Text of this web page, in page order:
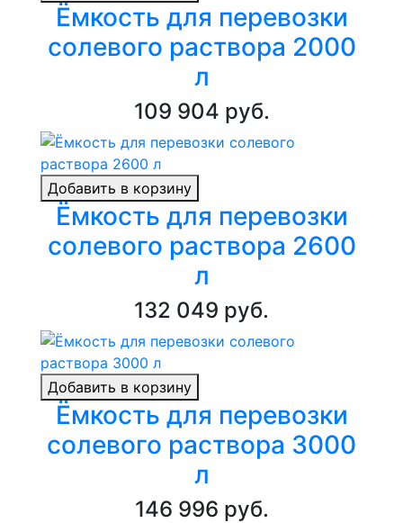
Ёмкость для перевозки
солевого раствора 2000
л
109 904 руб.
Добавить в корзину
Ёмкость для перевозки
солевого раствора 2600
л
132 049 руб.
Добавить в корзину
Ёмкость для перевозки
солевого раствора 3000
л
146 996 руб.